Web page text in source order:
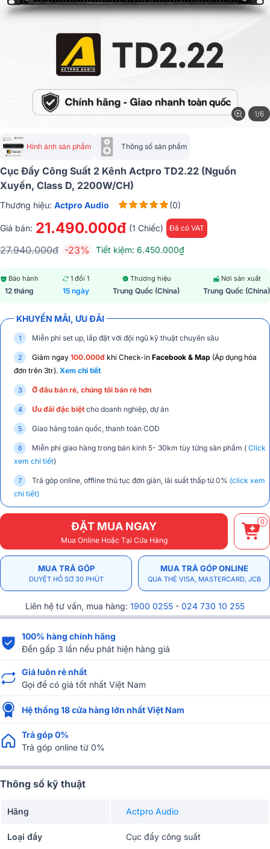
1/6
Hình ảnh sản phẩm Thông số sản phẩm
Cục Đẩy Công Suất 2 Kênh Actpro TD2.22 (Nguồn
Xuyến, Class D, 2200W/CH)
Thương hiệu: Actpro Audio (0)
Giá bán: 21.490.000đ (1 Chiếc) Đã có VAT
27.940.000đ -23% Tiết kiệm: 6.450.000₫
Bảo hành
12 tháng
1 đổi 1
15 ngày
Thương hiệu
Trung Quốc (China)
Nơi sản xuất
Trung Quốc (China)
KHUYẾN MÃI, ƯU ĐÃI
Miễn phí set up, lắp đặt với đội ngũ kỹ thuật chuyên sâu
Giảm ngay 100.000đ khi Check-in Facebook & Map (Áp dụng hóa
đơn trên 3tr). Xem chi tiết
Ở đâu bán rẻ, chúng tôi bán rẻ hơn
Ưu đãi đặc biệt cho doanh nghiệp, dự án
Giao hàng toàn quốc, thanh toán COD
Miễn phí giao hàng trong bán kính 5- 30km tùy từng sản phẩm ( Click
xem chi tiết)
Trả góp online, offline thủ tục đơn giản, lãi suất thấp từ 0% (click xem
chi tiết)
ĐẶT MUA NGAY
Mua Online Hoặc Tại Cửa Hàng
0
MUA TRẢ GÓP
DUYỆT HỒ SƠ 30 PHÚT
MUA TRẢ GÓP ONLINE
QUA THẺ VISA, MASTERCARD, JCB
Liên hệ tư vấn, mua hàng: 1900 0255 - 024 730 10 255
100% hàng chính hãng
Đền gấp 3 lần nếu phát hiện hàng giả
Giá luôn rẻ nhất
Gọi để có giá tốt nhất Việt Nam
Hệ thống 18 cửa hàng lớn nhất Việt Nam
Trả góp 0%
Trả góp online từ 0%
Thông số kỹ thuật
Hãng Actpro Audio
Loại đẩy Cục đẩy công suất